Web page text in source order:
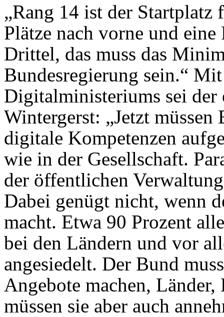
„Rang 14 ist der Startplatz
Plätze nach vorne und
Drittel, das muss das
Bundesregierung sein.“
Digitalministeriums sei der
Wintergerst: „Jetzt
digitale Kompetenzen
wie in der Gesellschaft.
der öffentlichen
Dabei genügt nicht, wenn
macht. Etwa 90 Prozent
bei den Ländern und vor
angesiedelt. Der Bund
Angebote machen,
müssen sie aber auch